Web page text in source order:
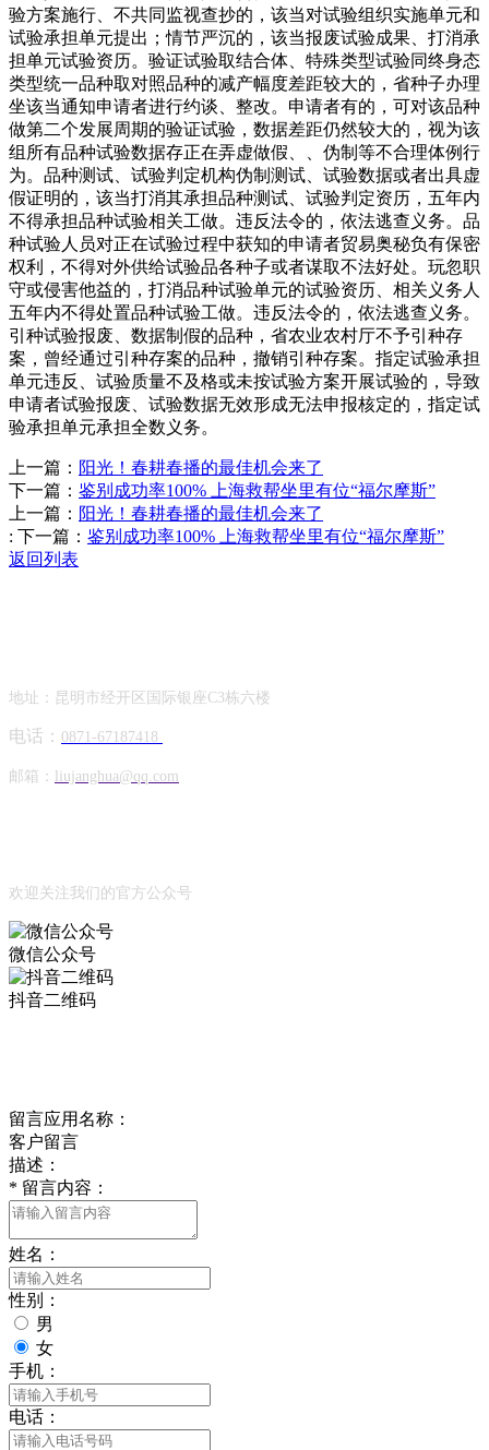
验方案施行、不共同监视查抄的，该当对试验组织实施单元和
试验承担单元提出；情节严沉的，该当报废试验成果、打消承
担单元试验资历。验证试验取结合体、特殊类型试验同终身态
类型统一品种取对照品种的减产幅度差距较大的，省种子办理
坐该当通知申请者进行约谈、整改。申请者有的，可对该品种
做第二个发展周期的验证试验，数据差距仍然较大的，视为该
组所有品种试验数据存正在弄虚做假、、伪制等不合理体例行
为。品种测试、试验判定机构伪制测试、试验数据或者出具虚
假证明的，该当打消其承担品种测试、试验判定资历，五年内
不得承担品种试验相关工做。违反法令的，依法逃查义务。品
种试验人员对正在试验过程中获知的申请者贸易奥秘负有保密
权利，不得对外供给试验品各种子或者谋取不法好处。玩忽职
守或侵害他益的，打消品种试验单元的试验资历、相关义务人
五年内不得处置品种试验工做。违反法令的，依法逃查义务。
引种试验报废、数据制假的品种，省农业农村厅不予引种存
案，曾经通过引种存案的品种，撤销引种存案。指定试验承担
单元违反、试验质量不及格或未按试验方案开展试验的，导致
申请者试验报废、试验数据无效形成无法申报核定的，指定试
验承担单元承担全数义务。
上一篇： 阳光！春耕春播的最佳机会来了
下一篇： 鉴别成功率100% 上海救帮坐里有位“福尔摩斯”
上一篇： 阳光！春耕春播的最佳机会来了
: 下一篇： 鉴别成功率100% 上海救帮坐里有位“福尔摩斯”
返回列表
地址：昆明市经开区国际银座C3栋六楼
电话： 0871-67187418
邮箱： liujanghua@qq.com
欢迎关注我们的官方公众号
微信公众号
抖音二维码
留言应用名称：
客户留言
描述：
* 留言内容：
姓名：
性别：
男
女
手机：
电话：